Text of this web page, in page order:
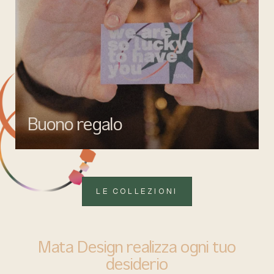
Buono regalo
Quando vuoi fare un regalo firmato Mata gioielli, ma lasciare la
libertà di scegliere ciò che più rappresenta.
LE COLLEZIONI
Mata Design realizza ogni tuo
desiderio